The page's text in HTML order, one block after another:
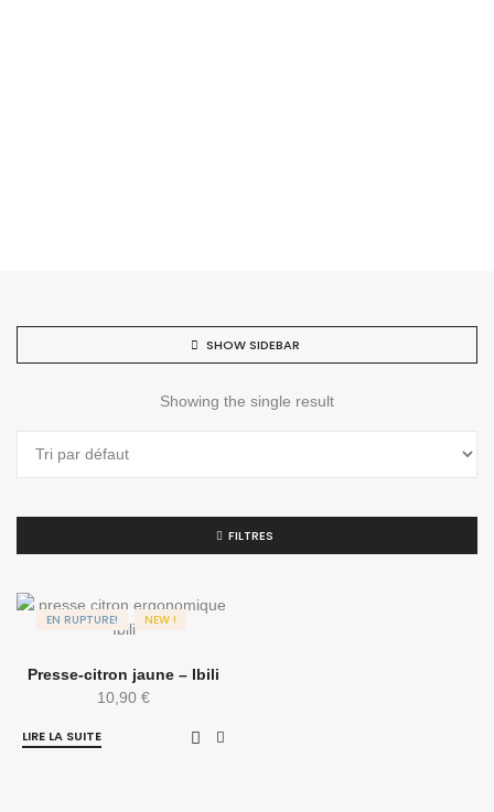
SHOW SIDEBAR
Showing the single result
FILTRES
EN RUPTURE! NEW !
Presse-citron jaune – Ibili
10,90 €
LIRE LA SUITE